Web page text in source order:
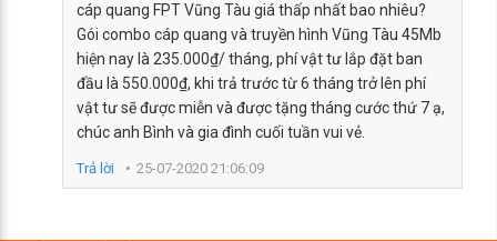
cáp quang FPT Vũng Tàu giá thấp nhất bao nhiêu?
Gói combo cáp quang và truyền hình Vũng Tàu 45Mb
hiện nay là 235.000₫/ tháng, phí vật tư lắp đặt ban
đầu là 550.000₫, khi trả trước từ 6 tháng trở lên phí
vật tư sẽ được miễn và được tặng tháng cước thứ 7 ạ,
chúc anh Bình và gia đình cuối tuần vui vẻ.
Trả lời 25-07-2020 21:06:09